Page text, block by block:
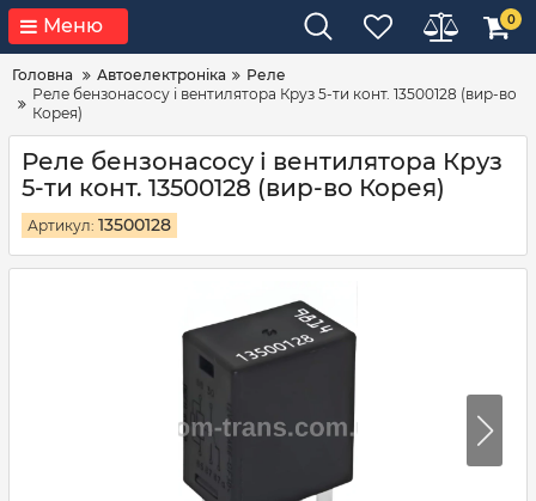
Меню 0
Головна Автоелектроніка
Реле
Реле бензонасосу і вентилятора Круз 5-ти конт. 13500128 (вир-во
Корея)
Реле бензонасосу і вентилятора Круз
5-ти конт. 13500128 (вир-во Корея)
Артикул: 13500128